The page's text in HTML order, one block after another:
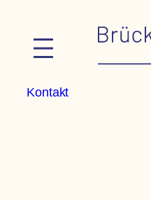
springen
Kontakt